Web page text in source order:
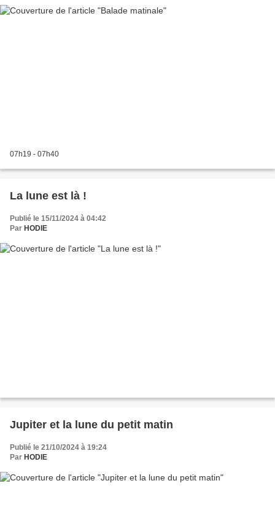
07h19 - 07h40
La lune est là !
Publié le 15/11/2024 à 04:42
Par HODIE
Jupiter et la lune du petit matin
Publié le 21/10/2024 à 19:24
Par HODIE